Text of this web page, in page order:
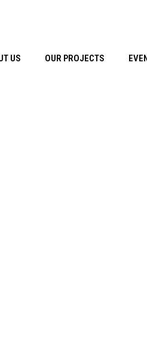
US OUR PROJECTS